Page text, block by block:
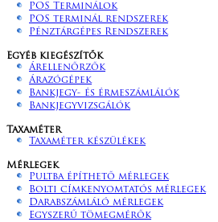
POS Terminálok
POS terminál rendszerek
Pénztárgépes Rendszerek
Egyéb kiegészítők
Árellenőrzők
Árazógépek
Bankjegy- és érmeszámlálók
Bankjegyvizsgálók
Taxaméter
Taxaméter készülékek
Mérlegek
Pultba építhető mérlegek
Bolti címkenyomtatós mérlegek
Darabszámláló mérlegek
Egyszerű tömegmérők